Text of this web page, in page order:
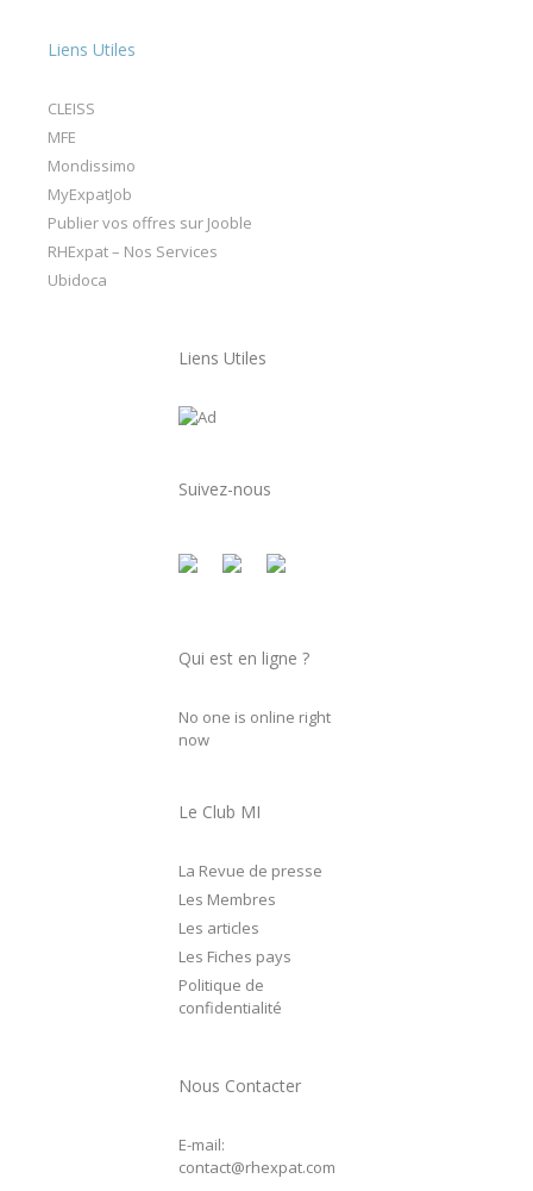
Liens Utiles
CLEISS
MFE
Mondissimo
MyExpatJob
Publier vos offres sur Jooble
RHExpat – Nos Services
Ubidoca
Liens Utiles
Suivez-nous
Qui est en ligne ?
No one is online right
now
Le Club MI
La Revue de presse
Les Membres
Les articles
Les Fiches pays
Politique de
confidentialité
Nous Contacter
E-mail:
contact@rhexpat.com